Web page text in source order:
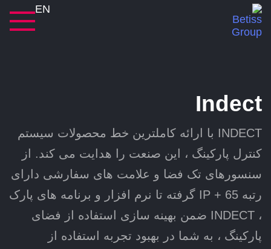
EN
Indect
INDECT با ارائه کاملترین خط محصولات سیستم
کنترل پارکینگ ، این صنعت را هدایت می کند. از
سنسورهای تک فضا و علامت های سفارشی دارای
رتبه IP + 65 گرفته تا نرم افزار و برنامه های پارک
، INDECT ضمن بهینه سازی استفاده از فضای
پارکینگ ، به شما در بهبود تجربه استفاده از